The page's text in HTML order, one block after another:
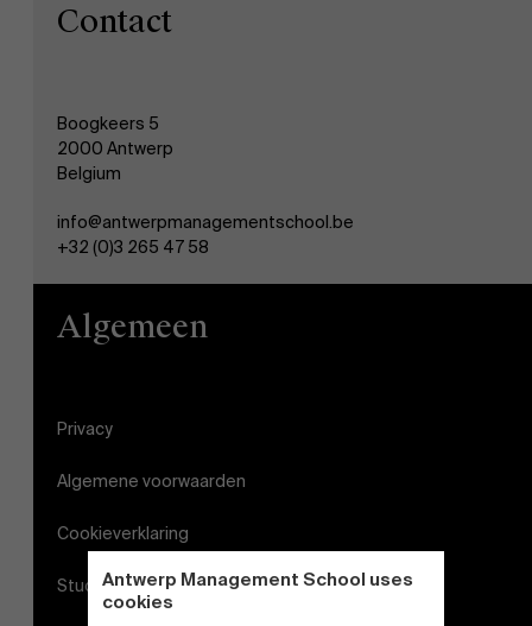
Antwerp Management School uses
cookies
Contact
Boogkeers 5
2000 Antwerp
Belgium
info@antwerpmanagementschool.be
+32 (0)3 265 47 58
Algemeen
Privacy
Algemene voorwaarden
Cookieverklaring
Studenten login